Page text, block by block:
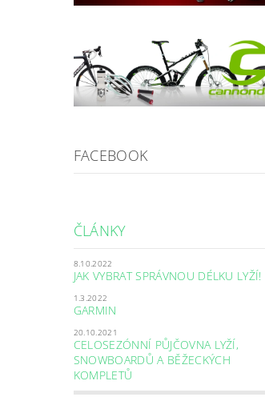
FACEBOOK
ČLÁNKY
8.10.2022
JAK VYBRAT SPRÁVNOU DÉLKU LYŽÍ!
1.3.2022
GARMIN
20.10.2021
CELOSEZÓNNÍ PŮJČOVNA LYŽÍ,
SNOWBOARDŮ A BĚŽECKÝCH
KOMPLETŮ